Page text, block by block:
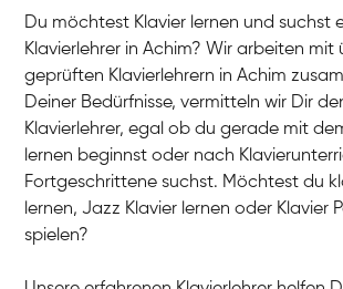
Du möchtest Klavier lernen und suchst
Klavierlehrer in Achim? Wir arbeiten mit
geprüften Klavierlehrern in Achim
Deiner Bedürfnisse, vermitteln wir Dir
Klavierlehrer, egal ob du gerade mit
lernen beginnst oder nach
Fortgeschrittene suchst. Möchtest du
lernen, Jazz Klavier lernen oder Klavier
spielen?